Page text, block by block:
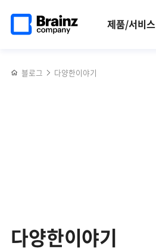
건너뛰기
제품/서비스
페이지로
블로그 다양한이야기
다양한이야기